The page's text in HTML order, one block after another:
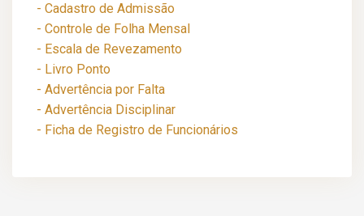
- Cadastro de Admissão
- Controle de Folha Mensal
- Escala de Revezamento
- Livro Ponto
- Advertência por Falta
- Advertência Disciplinar
- Ficha de Registro de Funcionários